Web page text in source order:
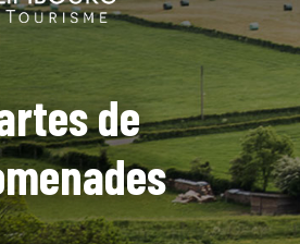
de